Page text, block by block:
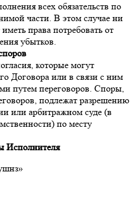
всех обязательств по
части. В этом случае ни
права потребовать от
убытков.
которые могут
Договора или в связи с ним
путем переговоров. Споры,
подлежат разрешению
или арбитражном суде (в
по месту
Исполнителя